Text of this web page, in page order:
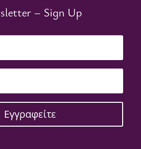
– Sign Up
Εγγραφείτε